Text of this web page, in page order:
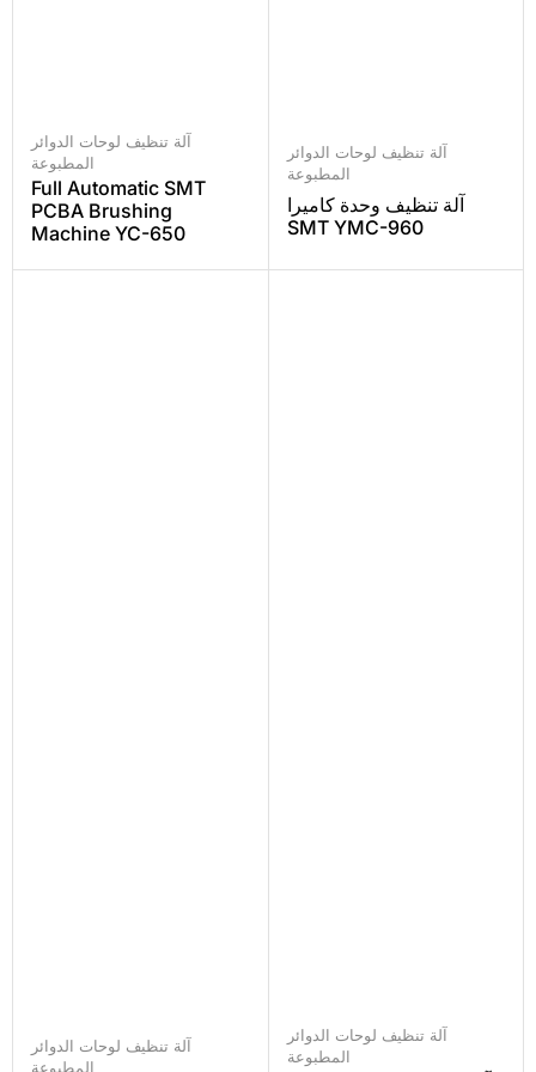
آلة تنظيف لوحات الدوائر
المطبوعة
آلة تنظيف وحدة كاميرا
SMT YMC-960
آلة تنظيف لوحات الدوائر
المطبوعة
Full Automatic SMT
PCBA Brushing
Machine YC-650
آلة تنظيف لوحات الدوائر
المطبوعة
آلة تنظيف لوحات الدوائر
المطبوعة